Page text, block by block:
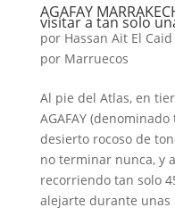
AGAFAY
visitar a tan solo
por Hassan Ait El Caid
por Marruecos
Al pie del Atlas, en
AGAFAY
desierto rocoso de
no terminar nunca, y
recorriendo tan solo
alejarte durante unas